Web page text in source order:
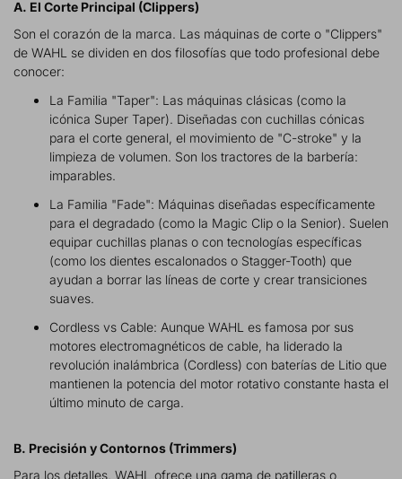
A. El Corte Principal (Clippers)
Son el corazón de la marca. Las máquinas de corte o "Clippers"
de WAHL se dividen en dos filosofías que todo profesional debe
conocer:
La Familia "Taper": Las máquinas clásicas (como la
icónica Super Taper). Diseñadas con cuchillas cónicas
para el corte general, el movimiento de "C-stroke" y la
limpieza de volumen. Son los tractores de la barbería:
imparables.
La Familia "Fade": Máquinas diseñadas específicamente
para el degradado (como la Magic Clip o la Senior). Suelen
equipar cuchillas planas o con tecnologías específicas
(como los dientes escalonados o Stagger-Tooth) que
ayudan a borrar las líneas de corte y crear transiciones
suaves.
Cordless vs Cable: Aunque WAHL es famosa por sus
motores electromagnéticos de cable, ha liderado la
revolución inalámbrica (Cordless) con baterías de Litio que
mantienen la potencia del motor rotativo constante hasta el
último minuto de carga.
B. Precisión y Contornos (Trimmers)
Para los detalles, WAHL ofrece una gama de patilleras o